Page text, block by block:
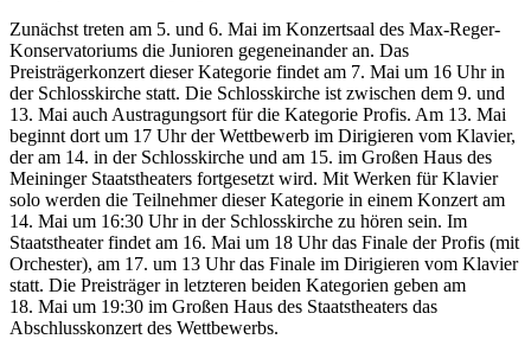
Zunächst treten am 5. und 6. Mai im Konzertsaal des Max-Reger-
Konservatoriums die Junioren gegeneinander an. Das
Preisträgerkonzert dieser Kategorie findet am 7. Mai um 16 Uhr in
der Schlosskirche statt. Die Schlosskirche ist zwischen dem 9. und
13. Mai auch Austragungsort für die Kategorie Profis. Am 13. Mai
beginnt dort um 17 Uhr der Wettbewerb im Dirigieren vom Klavier,
der am 14. in der Schlosskirche und am 15. im Großen Haus des
Meininger Staatstheaters fortgesetzt wird. Mit Werken für Klavier
solo werden die Teilnehmer dieser Kategorie in einem Konzert am
14. Mai um 16:30 Uhr in der Schlosskirche zu hören sein. Im
Staatstheater findet am 16. Mai um 18 Uhr das Finale der Profis (mit
Orchester), am 17. um 13 Uhr das Finale im Dirigieren vom Klavier
statt. Die Preisträger in letzteren beiden Kategorien geben am
18. Mai um 19:30 im Großen Haus des Staatstheaters das
Abschlusskonzert des Wettbewerbs.